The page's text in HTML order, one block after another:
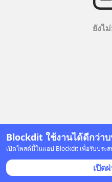
Blockdit ใช้งานได้ดีกว่า
เปิดโพสต์นี้ในแอป Blockdit เพื่อรับประ
เปิด
ยังไ